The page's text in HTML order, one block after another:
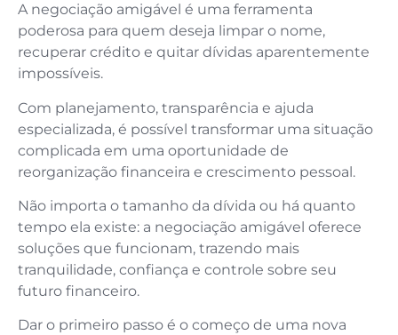
A negociação amigável é uma ferramenta
poderosa para quem deseja limpar o nome,
recuperar crédito e quitar dívidas aparentemente
impossíveis.
Com planejamento, transparência e ajuda
especializada, é possível transformar uma situação
complicada em uma oportunidade de
reorganização financeira e crescimento pessoal.
Não importa o tamanho da dívida ou há quanto
tempo ela existe: a negociação amigável oferece
soluções que funcionam, trazendo mais
tranquilidade, confiança e controle sobre seu
futuro financeiro.
Dar o primeiro passo é o começo de uma nova